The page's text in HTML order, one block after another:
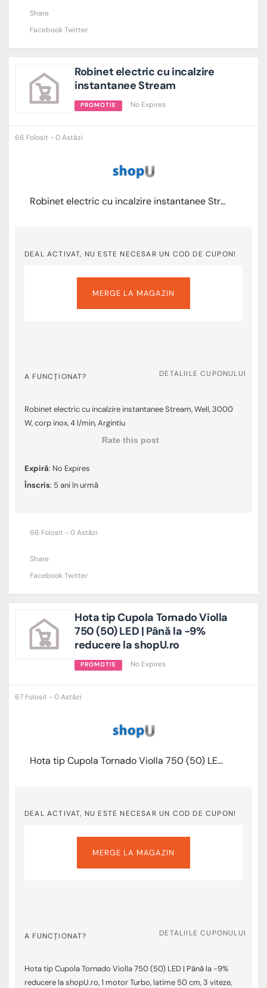
Share
FacebookTwitter
Robinet electric cu incalzire
instantanee Stream
PROMOTIE No Expires
66 Folosit - 0 Astăzi
Robinet electric cu incalzire instantanee Stream
DEAL ACTIVAT, NU ESTE NECESAR UN COD DE CUPON!
MERGE LA MAGAZIN
A FUNCȚIONAT? DETALIILE CUPONULUI
Robinet electric cu incalzire instantanee Stream, Well, 3000
W, corp inox, 4 l/min, Argintiu
Rate this post
Expiră: No Expires
Înscris: 5 ani în urmă
66 Folosit - 0 Astăzi
Share
FacebookTwitter
Hota tip Cupola Tornado Violla
750 (50) LED | Până la -9%
reducere la shopU.ro
PROMOTIE No Expires
67 Folosit - 0 Astăzi
Hota tip Cupola Tornado Violla 750 (50) LED | Până la -9% reducere la shopU.ro
DEAL ACTIVAT, NU ESTE NECESAR UN COD DE CUPON!
MERGE LA MAGAZIN
A FUNCȚIONAT? DETALIILE CUPONULUI
Hota tip Cupola Tornado Violla 750 (50) LED | Până la -9%
reducere la shopU.ro, 1 motor Turbo, latime 50 cm, 3 viteze,